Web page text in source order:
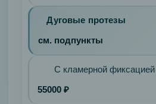
Opalescence
стоматология
Удаление
зубов
Дуговые протезы
см. подпункты
С кламерной фиксацией
55000 ₽